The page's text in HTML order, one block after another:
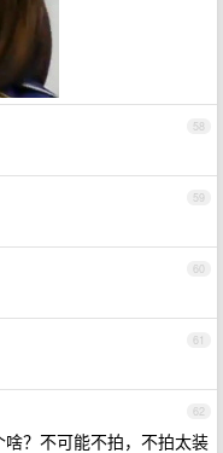
58
59
60
61
62
？不可能不拍，不拍太装